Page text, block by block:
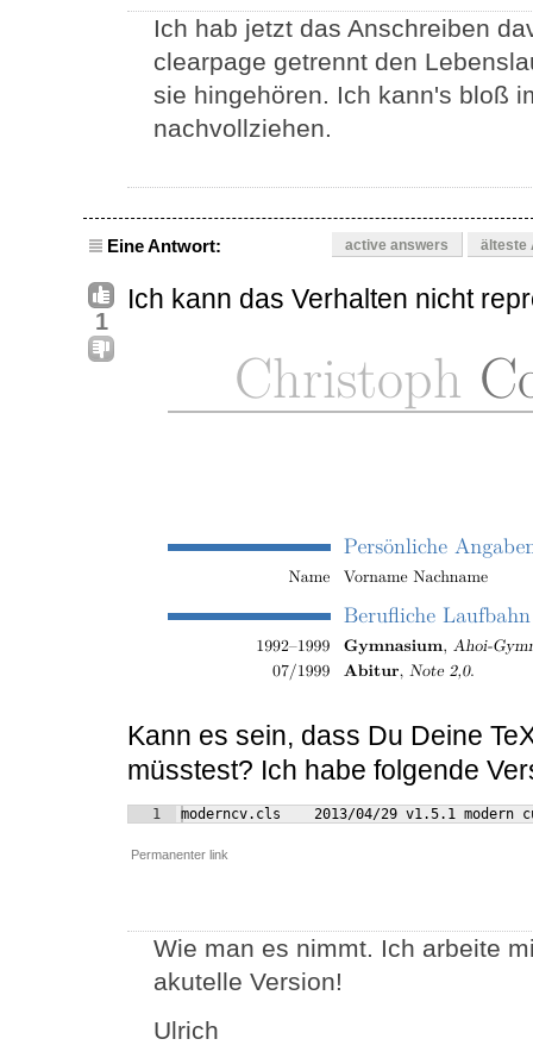
Ich hab jetzt das Anschreiben
clearpage getrennt den
sie hingehören. Ich kann's bloß
nachvollziehen.
Eine Antwort: active answers älteste
1
Ich kann das Verhalten nicht
Kann es sein, dass Du Deine
müsstest? Ich habe folgende
1 moderncv.cls    2013/04/29 v1.5.1
Permanenter link
Wie man es nimmt. Ich arbeite
akutelle Version!
Ulrich